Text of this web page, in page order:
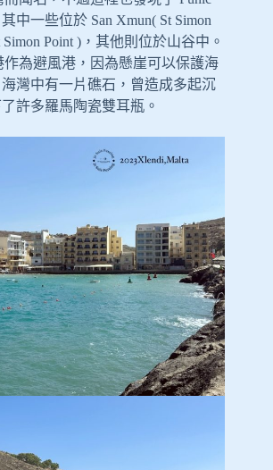
中一些位於 San Xmun( St Simon
Point )，其他則位於山谷中。
作為避風港，因為懸崖可以保護海
灣中有一片礁石，曾造成多起沉
許多羅馬陶瓷雙耳瓶。